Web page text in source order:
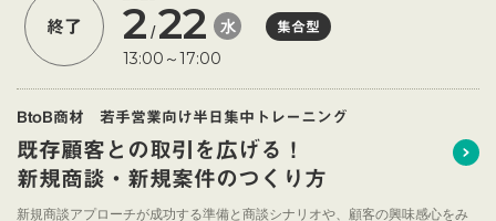
終了 2 /22 水
13:00～17:00
集合型
BtoB商材 若手営業向け半日集中トレーニング
既存顧客との取引を広げる！
新規商談・新規案件のつくり方
新規商談アプローチが成功する準備と商談シナリオや、顧客の興味感心をみ